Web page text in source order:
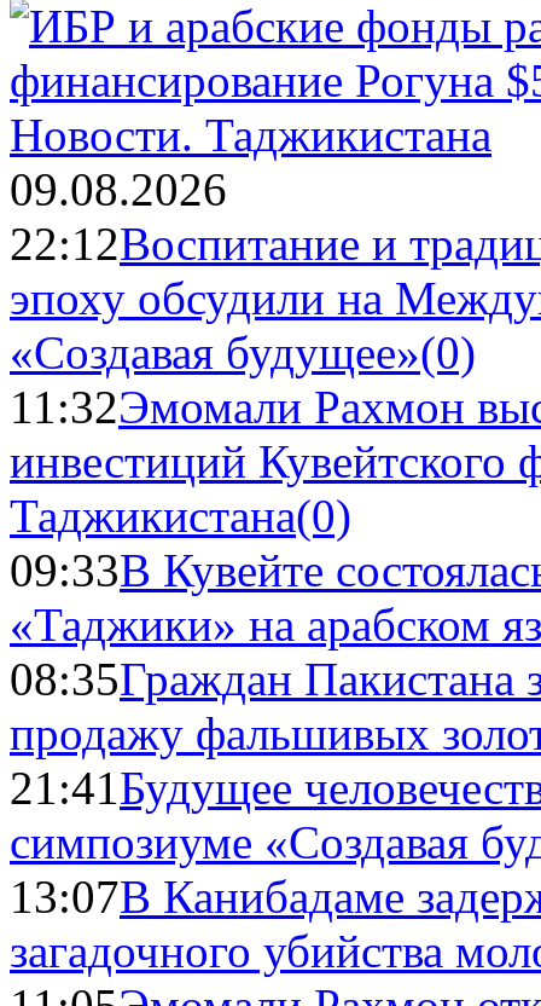
Новости. Таджикистана
09.08.2026
22:12Воспитание и
эпоху обсудили на
«Создавая будущее»(0)
11:32Эмомали Рахмон
инвестиций Кувейтского
Таджикистана(0)
09:33В Кувейте
«Таджики» на арабском
08:35Граждан Пакистана
продажу фальшивых
21:41Будущее
симпозиуме «Создавая
13:07В Канибадаме
загадочного убийства